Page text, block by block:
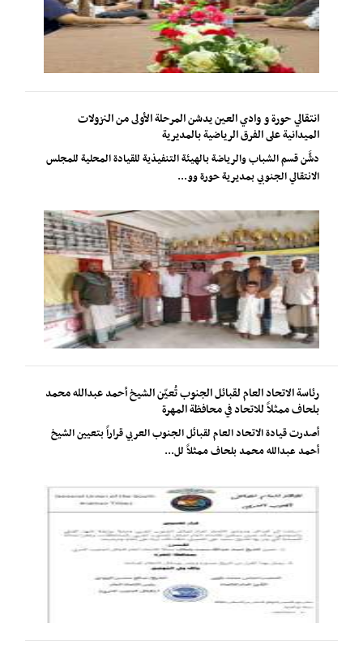
انتقالي حورة و وادي العين يدشن المرحلة الأولى من النزولات
الميدانية على الفرق الرياضية بالمديرية
دشَّن قسم الشباب والرياضة بالهيئة التنفيذية للقيادة المحلية للمجلس
الانتقالي الجنوبي بمديرية حورة وو...
رئاسة الاتحاد العام لقبائل الجنوب تُعيّن الشيخ أحمد عبدالله محمد
بلحاف ممثلاً للاتحاد في محافظة المهرة
أصدرت قيادة الاتحاد العام لقبائل الجنوب العربي قراراً بتعيين الشيخ
أحمد عبدالله محمد بلحاف ممثلاً لل...